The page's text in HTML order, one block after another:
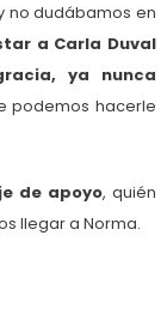
no dudábamos en
a Carla Duval
ya nunca
podemos hacerle
de apoyo, quién
llegar a Norma.